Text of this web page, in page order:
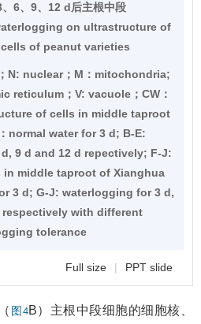
6、9、12 d后主根中段
on ultrastructure of
of peanut varieties
N: nuclear；M：mitochondria;
reticulum；V: vacuole；CW：
of cells in middle taproot
normal water for 3 d; B-E:
9 d and 12 d repectively; F-J:
middle taproot of Xianghua
3 d; G-J: waterlogging for 3 d,
respectively with different
tolerance
Full size | PPT slide
图4B）主根中段细胞的细胞核、